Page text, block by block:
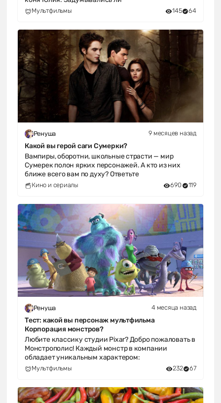
Мультфильмы 145 64
Ренуша 9 месяцев назад
Какой вы герой саги Сумерки?
Вампиры, оборотни, школьные страсти — мир
Сумерек полон ярких персонажей. А кто из них
ближе всего вам по духу? Ответьте
Кино и сериалы 690 119
Ренуша 4 месяца назад
Тест: какой вы персонаж мультфильма
Корпорация монстров?
Любите классику студии Pixar? Добро пожаловать в
Монстрополис! Каждый монстр в компании
обладает уникальным характером:
Мультфильмы 232 67